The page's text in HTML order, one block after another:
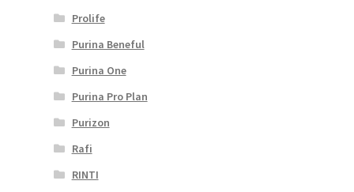
Prolife
Purina Beneful
Purina One
Purina Pro Plan
Purizon
Rafi
RINTI